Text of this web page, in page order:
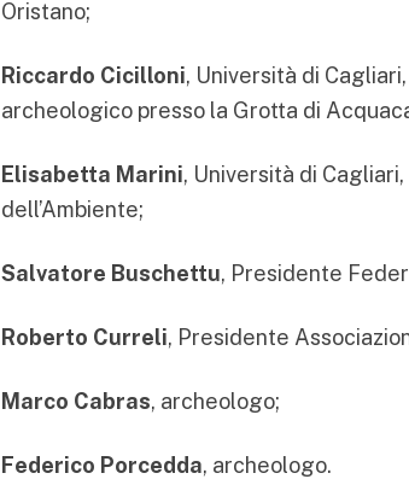
Oristano;
Riccardo Cicilloni, Università di
archeologico presso la Grotta di
Elisabetta Marini, Università di
dell’Ambiente;
Salvatore Buschettu, Presidente
Roberto Curreli, Presidente
Marco Cabras, archeologo;
Federico Porcedda, archeologo.